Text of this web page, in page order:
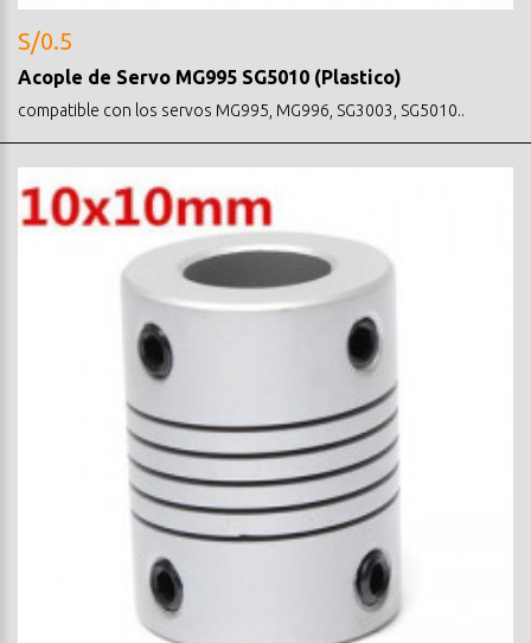
S/0.5
Acople de Servo MG995 SG5010 (Plastico)
compatible con los servos MG995, MG996, SG3003, SG5010..